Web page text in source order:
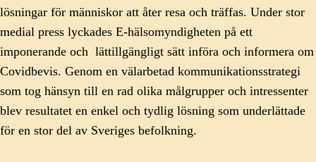
lösningar för människor att åter resa och träffas. Under stor
medial press lyckades E-hälsomyndigheten på ett
imponerande och lättillgängligt sätt införa och informera om
Covidbevis. Genom en välarbetad kommunikationsstrategi
som tog hänsyn till en rad olika målgrupper och intressenter
blev resultatet en enkel och tydlig lösning som underlättade
för en stor del av Sveriges befolkning.